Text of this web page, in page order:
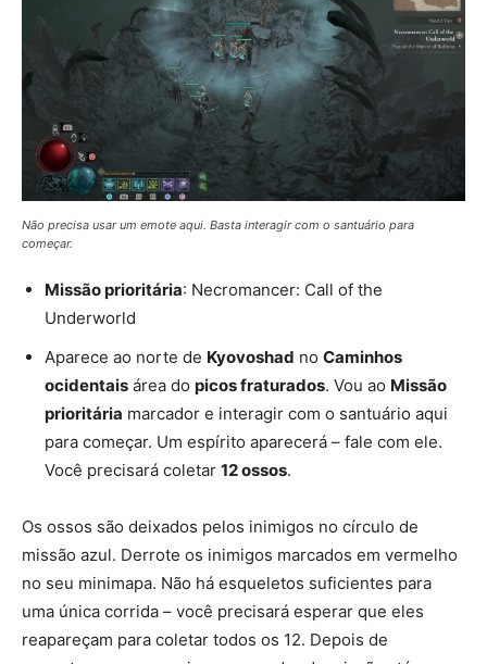
Não precisa usar um emote aqui. Basta interagir com o santuário para
começar.
Missão prioritária: Necromancer: Call of the
Underworld
Aparece ao norte de Kyovoshad no Caminhos
ocidentais área do picos fraturados. Vou ao Missão
prioritária marcador e interagir com o santuário aqui
para começar. Um espírito aparecerá – fale com ele.
Você precisará coletar 12 ossos.
Os ossos são deixados pelos inimigos no círculo de
missão azul. Derrote os inimigos marcados em vermelho
no seu minimapa. Não há esqueletos suficientes para
uma única corrida – você precisará esperar que eles
reapareçam para coletar todos os 12. Depois de